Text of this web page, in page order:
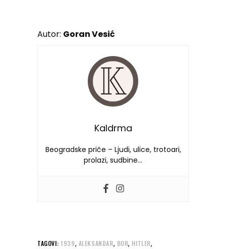
Autor: Goran Vesić
Kaldrma
Beogradske priče – Ljudi, ulice, trotoari,
prolazi, sudbine…
TAGOVI: 1939, ALEKSANDAR, BOR, HITLER,